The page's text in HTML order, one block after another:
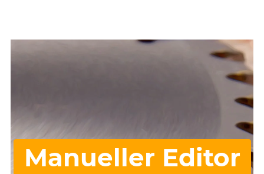
Manueller Editor